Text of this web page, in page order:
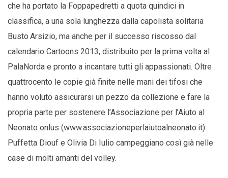
che ha portato la Foppapedretti a quota quindici in
classifica, a una sola lunghezza dalla capolista solitaria
Busto Arsizio, ma anche per il successo riscosso dal
calendario Cartoons 2013, distribuito per la prima volta al
PalaNorda e pronto a incantare tutti gli appassionati. Oltre
quattrocento le copie già finite nelle mani dei tifosi che
hanno voluto assicurarsi un pezzo da collezione e fare la
propria parte per sostenere l’Associazione per l’Aiuto al
Neonato onlus (www.associazioneperlaiutoalneonato.it):
Puffetta Diouf e Olivia Di Iulio campeggiano così già nelle
case di molti amanti del volley.